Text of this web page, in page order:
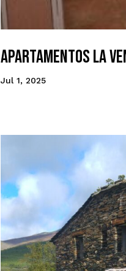
Apartamentos La
Jul 1, 2025